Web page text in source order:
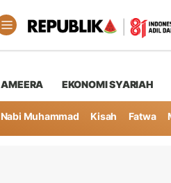
AMEERA EKONOMI SYARIAH
Nabi Muhammad Kisah Fatwa